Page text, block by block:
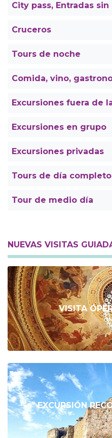
City pass, Entradas sin
Cruceros
Tours de noche
Comida, vino,
Excursiones fuera de
Excursiones en grupo
Excursiones privadas
Tours de día completo
Tour de medio día
NUEVAS VISITAS
VISITA
EXCURSIÓN